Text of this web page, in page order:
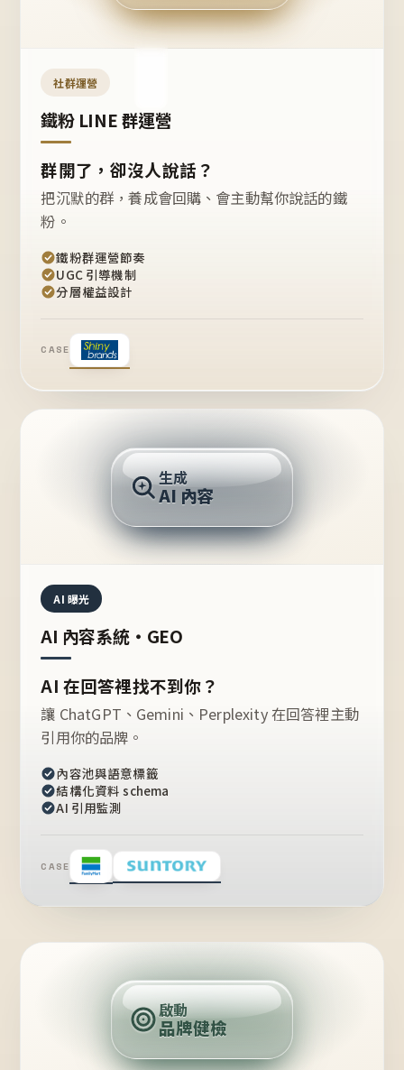
開團
嗎？
社群運營
鐵粉 LINE 群運營
群開了，卻沒人說話？
把沉默的群，養成會回購、會主動幫你說話的鐵
粉。
鐵粉群運營節奏
UGC 引導機制
分層權益設計
CASE
推薦的台灣品牌？
生成
AI 內容
AI 曝光
AI 內容系統・GEO
AI 在回答裡找不到你？
讓 ChatGPT、Gemini、Perplexity 在回答裡主動
引用你的品牌。
內容池與語意標籤
結構化資料 schema
AI 引用監測
CASE
定
點
啟動
品牌健檢